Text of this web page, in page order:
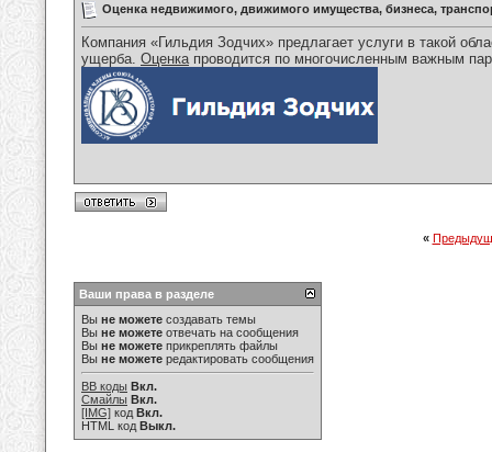
Оценка недвижимого, движимого имущества, бизнеса,
Компания «Гильдия Зодчих» предлагает услуги в такой
ущерба. Оценкапроводится по многочисленным важным
«
Ваши права в разделе
Вы не можете создавать темы
Вы не можете отвечать на сообщения
Вы не можете прикреплять файлы
Вы не можете редактировать сообщения
BB коды Вкл.
Смайлы Вкл.
[IMG] код Вкл.
HTML код Выкл.